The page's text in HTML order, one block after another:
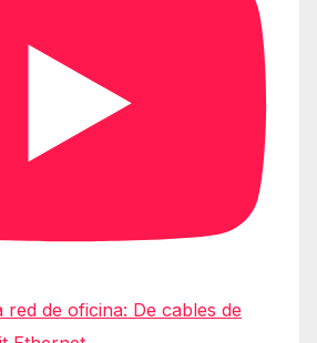
red de oficina: De cables de